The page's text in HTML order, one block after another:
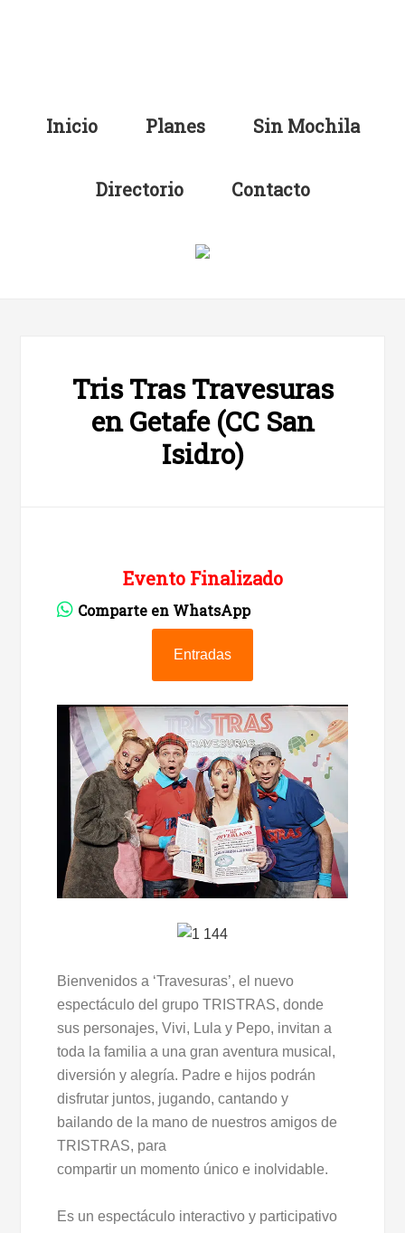
Inicio Planes Sin Mochila
Directorio Contacto
Tris Tras Travesuras
en Getafe (CC San
Isidro)
Evento Finalizado
Comparte en WhatsApp
Entradas
Bienvenidos a ‘Travesuras’, el nuevo
espectáculo del grupo TRISTRAS, donde
sus personajes, Vivi, Lula y Pepo, invitan a
toda la familia a una gran aventura musical,
diversión y alegría. Padre e hijos podrán
disfrutar juntos, jugando, cantando y
bailando de la mano de nuestros amigos de
TRISTRAS, para
compartir un momento único e inolvidable.
Es un espectáculo interactivo y participativo